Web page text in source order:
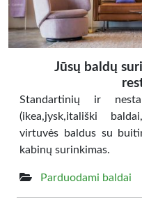
Jūsų baldų
Standartinių ir
(ikea,jysk,itališki
virtuvės baldus su
kabinų surinkimas.
Parduodami baldai